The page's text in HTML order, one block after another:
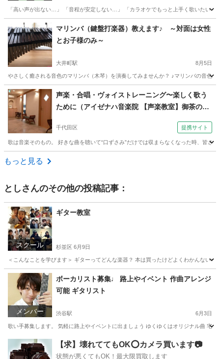
「高い声が出ない…」 「音程が安定しない…」 「カラオケでもっと上手く歌いたい
墨田区 押上〈スカイツリー前〉駅 ボーカル レッスン
マリンバ（鍵盤打楽器）教えます♪ ～対面は女性
とお子様のみ～
大井町駅 8月5日
やさしく癒される音色のマリンバ（木琴）を演奏してみませんか？ ♪マリンバの音色
東京 品川区 大井町駅 その他 マリンバ
声楽・合唱・ヴォイストレーニング〜楽しく歌う
ために（アイゼナハ音楽院 【声楽教室】御茶の
千代田区 提携サイト
歌は音楽そのもの。 好きな曲を聴いて“口ずさみ”だけでは収まらなくなった時、皆
東京 千代田区
もっと見る
とし さんのその他の投稿記事：
スクール
ギター教室
杉並区 6月9日
＜こんなことを学びます＞ ギターってどんな楽器？ 本は買ったけどよくわかんない
東京 杉並区 ギター プロフィール
メンバー
ボーカリスト募集♩ 路上やイベント 作曲アレンジ
可能 ギタリスト
渋谷駅 6月3日
歌い手募集します。 気軽に路上やイベントに出ましょう ゆくゆくはオリジナル曲 宅
東京 渋谷区 渋谷駅 バンド
【求】壊れててもOK⭕️カメラ買います📷
状態が悪くてもOK！最大限買取します